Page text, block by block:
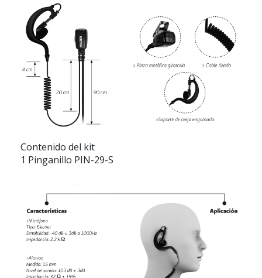
Contenido del kit
1 Pinganillo PIN-29-S